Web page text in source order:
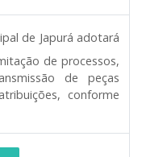
de Japurá adotará
de processos,
de peças
conforme